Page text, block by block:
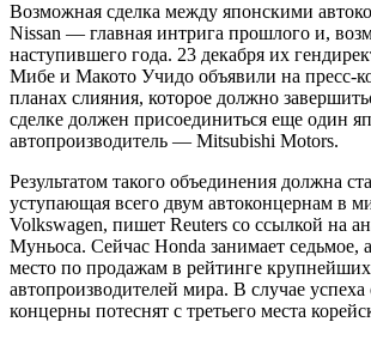
Возможная сделка между японскими
Nissan — главная интрига прошлого и,
наступившего года. 23 декабря их
Мибе и Макото Учидо объявили на пресс-
планах слияния, которое должно
сделке должен присоединиться еще один
автопроизводитель — Mitsubishi Motors.
Результатом такого объединения должна
уступающая всего двум автоконцернам в
Volkswagen, пишет Reuters со ссылкой на
Муньоса. Сейчас Honda занимает седьмое,
место по продажам в рейтинге крупнейших
автопроизводителей мира. В случае
концерны потеснят с третьего места